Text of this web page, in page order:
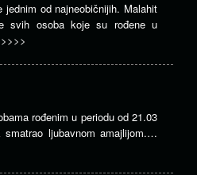
od najneobičnijih. Malahit
svih osoba koje su rođene u
>>>>
rođenim u periodu od 21.03
ljubavnom amajlijom.…